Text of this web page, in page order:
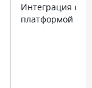
Интеграция с
платформой